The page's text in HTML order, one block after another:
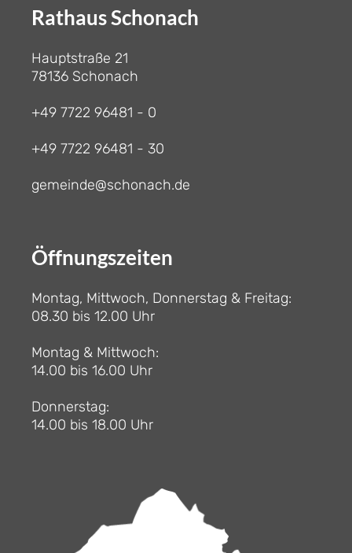
Rathaus Schonach
Hauptstraße 21
78136 Schonach
+49 7722 96481 - 0
+49 7722 96481 - 30
gemeinde@schonach.de
Öffnungszeiten
Montag, Mittwoch, Donnerstag & Freitag:
08.30 bis 12.00 Uhr
Montag & Mittwoch:
14.00 bis 16.00 Uhr
Donnerstag:
14.00 bis 18.00 Uhr